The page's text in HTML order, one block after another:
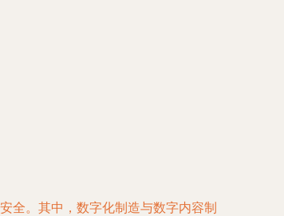
全。其中，数字化制造与数字内容制